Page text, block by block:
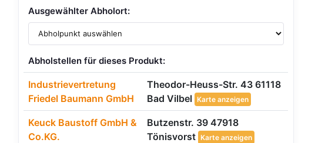
Ausgewählter Abholort:
Abholstellen für dieses Produkt:
Industrievertretung
Friedel Baumann GmbH
Theodor-Heuss-Str. 43 61118
Bad Vilbel Karte anzeigen
Keuck Baustoff GmbH &
Co.KG.
Butzenstr. 39 47918
Tönisvorst Karte anzeigen